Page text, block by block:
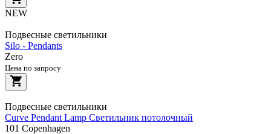
NEW
Подвесные светильники
Silo - Pendants
Zero
Цена по запросу
Подвесные светильники
Curve Pendant Lamp Светильник потолочный
101 Copenhagen